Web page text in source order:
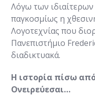
Λόγω των
παγκοσμίως η
Λογοτεχνίας που
Πανεπιστήμιο
διαδικτυακά.
Η ιστορία πίσω από
Ονειρεύεσαι…